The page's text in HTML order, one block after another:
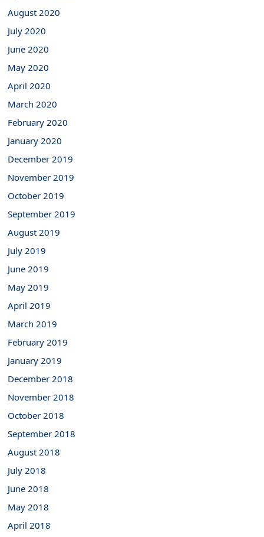
August 2020
July 2020
June 2020
May 2020
April 2020
March 2020
February 2020
January 2020
December 2019
November 2019
October 2019
September 2019
August 2019
July 2019
June 2019
May 2019
April 2019
March 2019
February 2019
January 2019
December 2018
November 2018
October 2018
September 2018
August 2018
July 2018
June 2018
May 2018
April 2018